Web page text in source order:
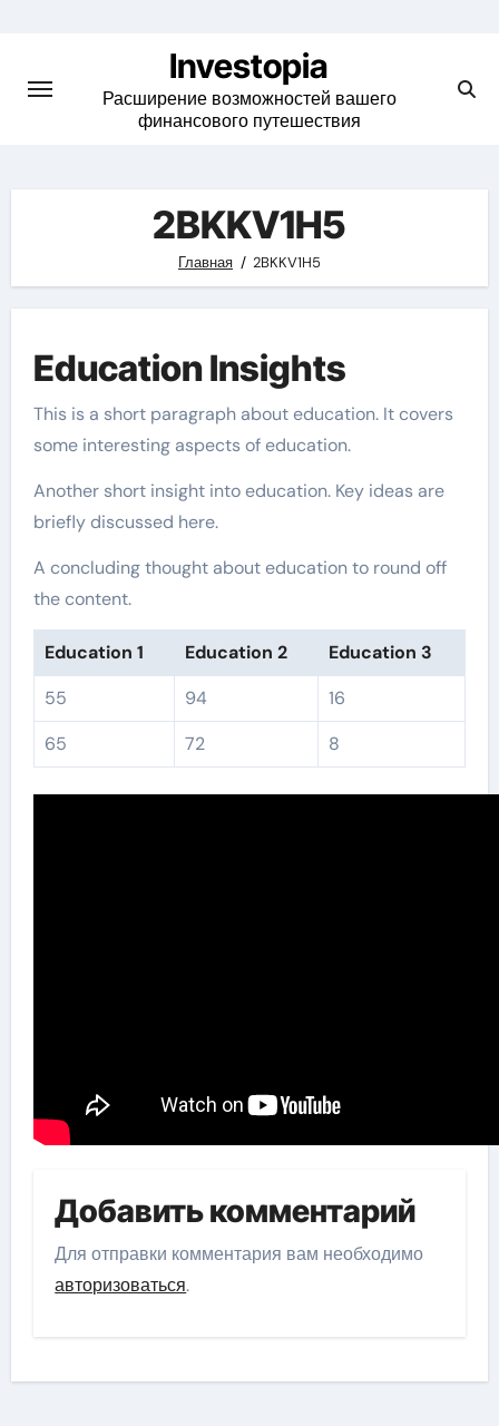
content
Investopia
Расширение возможностей вашего
финансового путешествия
2BKKV1H5
Главная 2BKKV1H5
Education Insights
This is a short paragraph about education. It covers
some interesting aspects of education.
Another short insight into education. Key ideas are
briefly discussed here.
A concluding thought about education to round off
the content.
Education 1 Education 2
Education 3
55
94
16
65
72 8
Добавить комментарий
Для отправки комментария вам необходимо
авторизоваться.